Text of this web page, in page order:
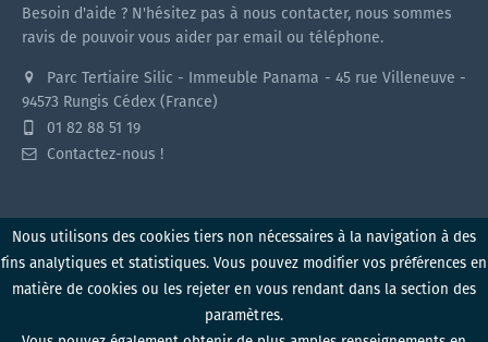
Nous utilisons des cookies tiers non nécessaires à la navigation à des
fins analytiques et statistiques. Vous pouvez modifier vos préférences en
matière de cookies ou les rejeter en vous rendant dans la section des
paramètres.
Besoin d'aide ? N'hésitez pas à nous contacter, nous sommes
ravis de pouvoir vous aider par email ou téléphone.
Parc Tertiaire Silic - Immeuble Panama - 45 rue Villeneuve -
94573 Rungis Cédex (France)
01 82 88 51 19
Contactez-nous !
Myzone v1.2.0 (2026)
Politique de confidentialité
Conditions d'utilisation